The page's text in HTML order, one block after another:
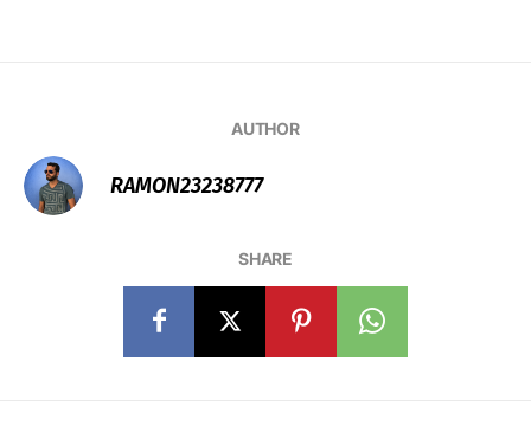
AUTHOR
RAMON23238777
SHARE